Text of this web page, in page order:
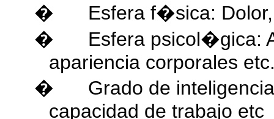
� Esfera f�sica:
�
Esfera psicol�gica:
apariencia corporales
�
Grado de
capacidad de trabajo etc